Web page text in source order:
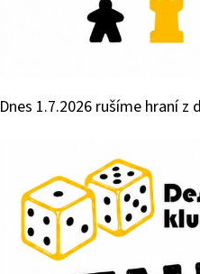
Dnes 1.7.2026 rušíme hraní